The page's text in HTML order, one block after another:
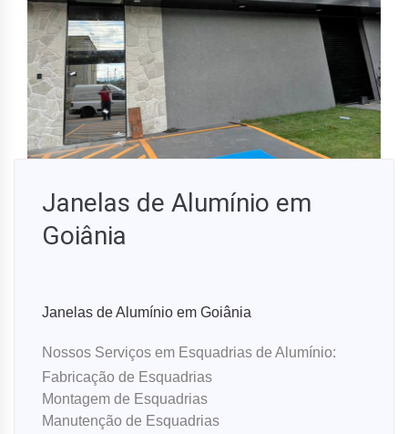
Janelas de Alumínio em
Goiânia
Janelas de Alumínio em Goiânia
Nossos Serviços em Esquadrias de Alumínio:
Fabricação de Esquadrias
Montagem de Esquadrias
Manutenção de Esquadrias